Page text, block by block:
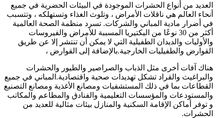
العديد من أنواع الحشرات الموجودة في البيئات الحضرية في جميع
أنحاء العالم هي ناقلات الأمراض ، وتلوث الغذاء وتستهلكه ، وتتسبب
في أضرار مادية المباني والشركات. تسرد منظمة الصحة العالمية
أكثر من 30 نوعًا من البكتيريا المسببة للأمراض والفيروسات
والأوليات والديدان الطفيلية التي لا يمكن أن تنتشر إلا عن طريق
القوارض والطفيليات الخارجية.بالإضافة إلى القوارض ،
هناك آفات أخرى مثل الذباب والصراصير والطيور والحشرات
والبراغيث والقراد تشكل تهديدات صحية واقتصادية.المباني في جميع
القطاعات بما في ذلك المستشفيات ومصانع الأغذية ومصانع التصنيع
والمستودعات والمؤسسات التعليمية والفنادق والمطاعم والمكاتب
و توفر أماكن الإقامة السكنية والمنازل بيئات مثالية للعديد من
الحشرات.